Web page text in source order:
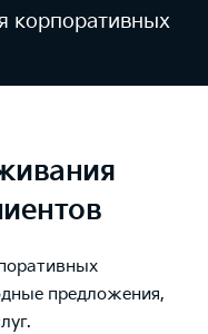
корпоративных
предложения,